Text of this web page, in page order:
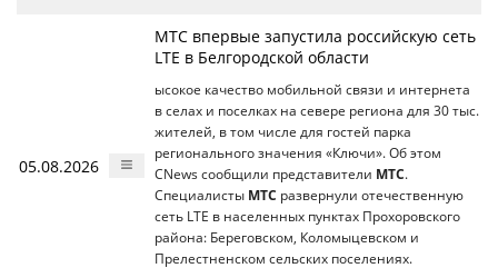
05.08.2026
МТС впервые запустила российскую сеть
LTE в Белгородской области
ысокое качество мобильной связи и интернета
в селах и поселках на севере региона для 30 тыс.
жителей, в том числе для гостей парка
регионального значения «Ключи». Об этом
CNews сообщили представители МТС.
Специалисты МТС развернули отечественную
сеть LTE в населенных пунктах Прохоровского
района: Береговском, Коломыцевском и
Прелестненском сельских поселениях.